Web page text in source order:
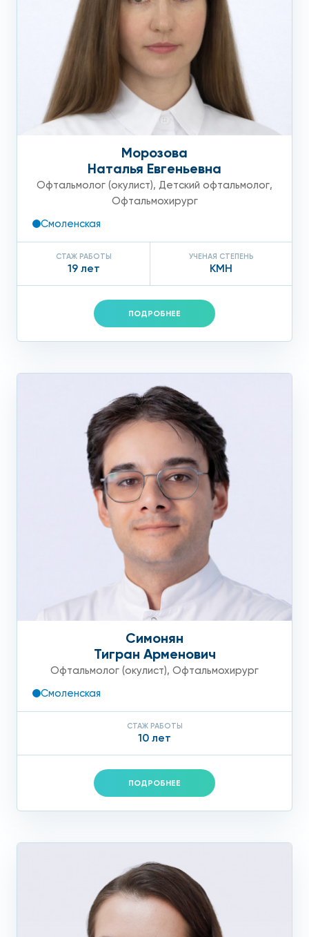
Монокулярное зрение;
Наличие скотом, определение их локализации и
размеров;
Расширение слепого пятна.
В свою очередь эти состояния могут вызывать такие
Глаукома любой стадии развития;
Болезни сетчатки;
Патологии зрительного нерва и зрительных путей;
Помутнение сред глаза;
Своевременная диагностика поможет вовремя провести
соответствующее лечение, избежать осложнений этих
заболеваний и сохранить зрительную функцию в норме.
Периметрия Humphrey считается одной из точнейших
диагностик ряда офтальмологических патологий, но она
непроста в исполнении. Процедура требует от пациента
внимательности, сосредоточенности, четкого следования
инструкциям и терпения, так как она занимает
продолжительное время. Также врач-офтальмолог,
который будет управлять тестированием, задавать
программе нужные параметры, а затем расшифровывать
полученные результаты должен обладать высокой
квалификацией и отточенными навыками проведения
Оборудование
Периметр экстракласса Octopus 900
Морозова
Наталья Евгеньевна
Офтальмолог (окулист), Детский офтальмолог,
Офтальмохирург
Смоленская
СТАЖ РАБОТЫ
19 лет
УЧЕНАЯ СТЕПЕНЬ
КМН
ПОДРОБНЕЕ
Симонян
Тигран Арменович
Офтальмолог (окулист), Офтальмохирург
Смоленская
СТАЖ РАБОТЫ
10 лет
ПОДРОБНЕЕ